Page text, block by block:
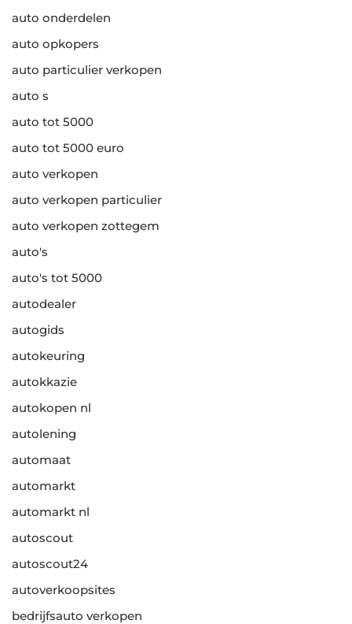
auto onderdelen
auto opkopers
auto particulier verkopen
auto s
auto tot 5000
auto tot 5000 euro
auto verkopen
auto verkopen particulier
auto verkopen zottegem
auto's
auto's tot 5000
autodealer
autogids
autokeuring
autokkazie
autokopen nl
autolening
automaat
automarkt
automarkt nl
autoscout
autoscout24
autoverkoopsites
bedrijfsauto verkopen